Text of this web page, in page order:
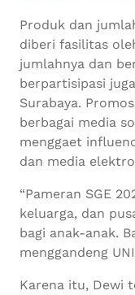
Produk dan
diberi fasilitas
jumlahnya dan
berpartisipasi
Surabaya.
berbagai media
menggaet
dan media
“Pameran SGE
keluarga, dan
bagi anak-anak.
menggandeng
Karena itu, Dewi